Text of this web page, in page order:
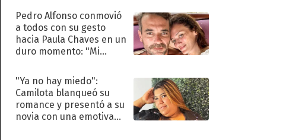
Pedro Alfonso conmovió
a todos con su gesto
hacia Paula Chaves en un
duro momento: "Mi
terapéutico"
"Ya no hay miedo":
Camilota blanqueó su
romance y presentó a su
novia con una emotiva